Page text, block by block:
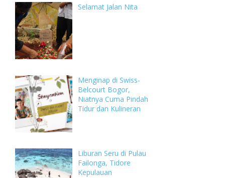
Selamat Jalan Nita
Menginap di Swiss-
Belcourt Bogor,
Niatnya Cuma Pindah
Tidur dan Kulineran
Liburan Seru di Pulau
Failonga, Tidore
Kepulauan